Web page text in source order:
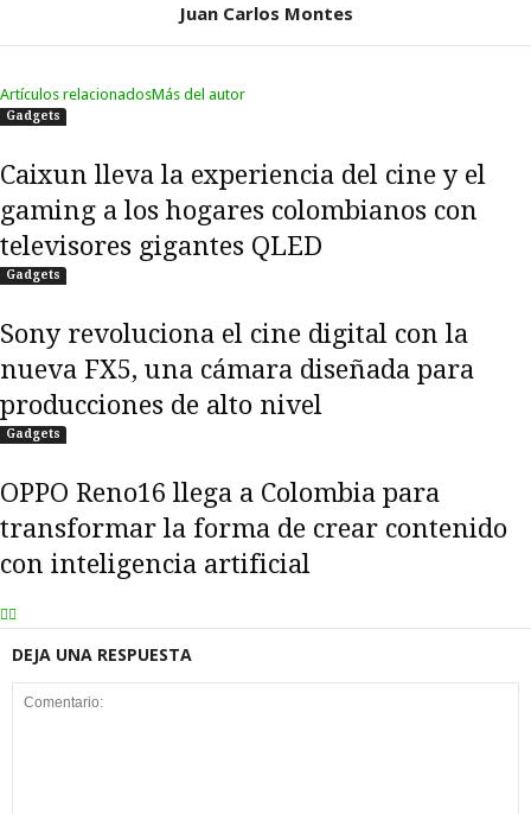
Juan Carlos Montes
Artículos relacionadosMás del autor
Gadgets
Caixun lleva la experiencia del cine y el
gaming a los hogares colombianos con
televisores gigantes QLED
Gadgets
Sony revoluciona el cine digital con la
nueva FX5, una cámara diseñada para
producciones de alto nivel
Gadgets
OPPO Reno16 llega a Colombia para
transformar la forma de crear contenido
con inteligencia artificial
DEJA UNA RESPUESTA